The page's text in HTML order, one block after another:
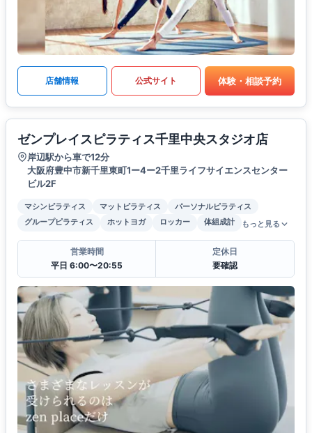
店舗情報 公式サイト 体験・相談予約
ゼンプレイスピラティス千里中央スタジオ店
岸辺駅から車で12分
大阪府豊中市新千里東町1ー4ー2千里ライフサイエンスセンター
ビル2F
マシンピラティス マットピラティス
パーソナルピラティス
グループピラティス
ホットヨガ ロッカー 体組成計 もっと見る
営業時間
平日 6:00〜20:55
定休日
要確認